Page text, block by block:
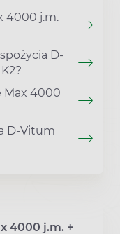
4000 j.m.
D-
Max 4000
D-Vitum
4000 j.m. +